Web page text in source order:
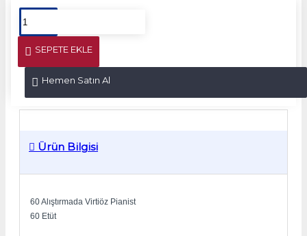
SEPETE EKLE
Hemen Satın Al
Ürün Bilgisi
60 Alıştırmada Virtiöz Pianist
60 Etüt